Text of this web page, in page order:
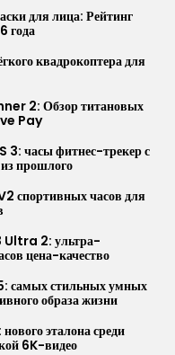
для лица: Рейтинг
года
квадрокоптера для
2: Обзор титановых
Pay
часы фитнес-трекер с
прошлого
спортивных часов для
Ultra 2: ультра-
цена-качество
стильных умных
образа жизни
эталона среди
6K-видео